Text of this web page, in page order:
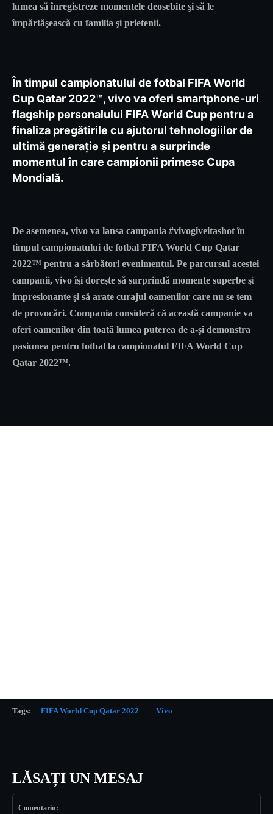
lumea să înregistreze momentele deosebite şi să le
împărtăşească cu familia şi prietenii.
În timpul campionatului de fotbal FIFA World
Cup Qatar 2022™, vivo va oferi smartphone-uri
flagship personalului FIFA World Cup pentru a
finaliza pregătirile cu ajutorul tehnologiilor de
ultimă generaţie şi pentru a surprinde
momentul în care campionii primesc Cupa
Mondială.
De asemenea, vivo va lansa campania #vivogiveitashot în
timpul campionatului de fotbal FIFA World Cup Qatar
2022™ pentru a sărbători evenimentul. Pe parcursul acestei
campanii, vivo îşi doreşte să surprindă momente superbe şi
impresionante şi să arate curajul oamenilor care nu se tem
de provocări. Compania consideră că această campanie va
oferi oamenilor din toată lumea puterea de a-şi demonstra
pasiunea pentru fotbal la campionatul FIFA World Cup
Qatar 2022™.
Tags: FIFA World Cup Qatar 2022 Vivo
LĂSAȚI UN MESAJ